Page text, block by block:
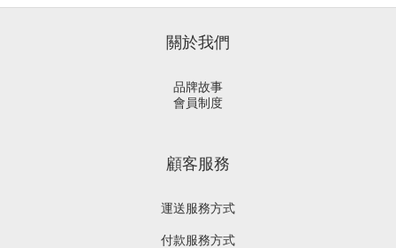
關於我們
品牌故事
會員制度
顧客服務
運送服務方式
付款服務方式